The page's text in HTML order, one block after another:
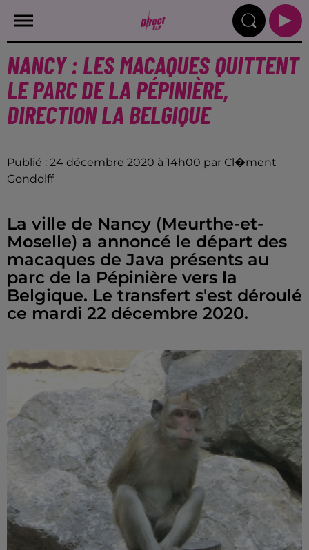
NANCY : LES MACAQUES QUITTENT
LE PARC DE LA PÉPINIÈRE,
DIRECTION LA BELGIQUE
Publié : 24 décembre 2020 à 14h00 par Cl�ment
Gondolff
La ville de Nancy (Meurthe-et-
Moselle) a annoncé le départ des
macaques de Java présents au
parc de la Pépinière vers la
Belgique. Le transfert s'est déroulé
ce mardi 22 décembre 2020.